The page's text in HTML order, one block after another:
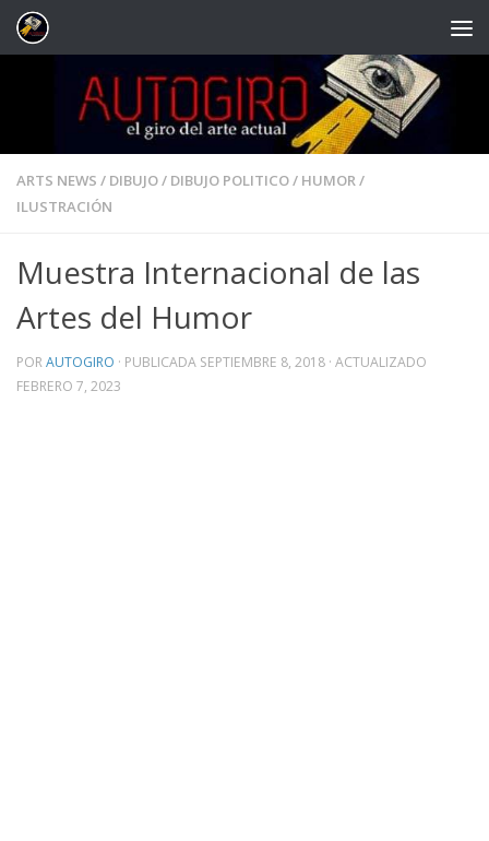
Saltar al contenido
ARTS NEWS / DIBUJO/ DIBUJO POLITICO/ HUMOR/
ILUSTRACIÓN
Muestra Internacional de las
Artes del Humor
PORAUTOGIRO · PUBLICADA SEPTIEMBRE 8, 2018 · ACTUALIZADO
FEBRERO 7, 2023